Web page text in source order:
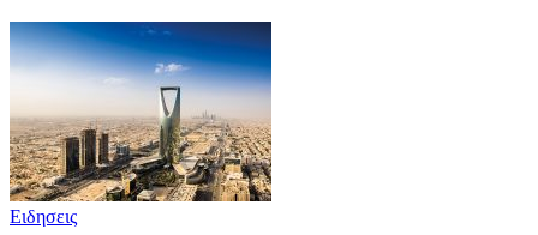
Ειδησεις